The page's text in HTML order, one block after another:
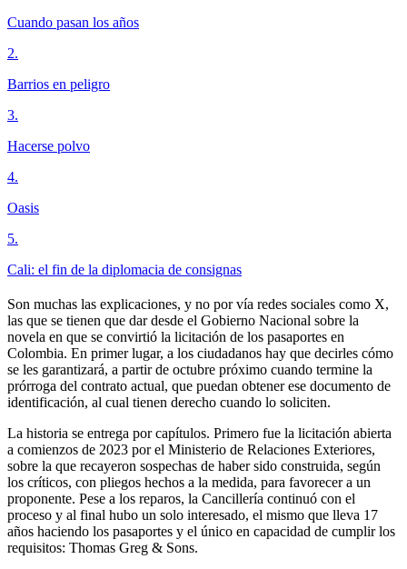
Cuando pasan los años
2.
Barrios en peligro
3.
Hacerse polvo
4.
Oasis
5.
Cali: el fin de la diplomacia de consignas
Son muchas las explicaciones, y no por vía redes sociales como X,
las que se tienen que dar desde el Gobierno Nacional sobre la
novela en que se convirtió la licitación de los pasaportes en
Colombia. En primer lugar, a los ciudadanos hay que decirles cómo
se les garantizará, a partir de octubre próximo cuando termine la
prórroga del contrato actual, que puedan obtener ese documento de
identificación, al cual tienen derecho cuando lo soliciten.
La historia se entrega por capítulos. Primero fue la licitación abierta
a comienzos de 2023 por el Ministerio de Relaciones Exteriores,
sobre la que recayeron sospechas de haber sido construida, según
los críticos, con pliegos hechos a la medida, para favorecer a un
proponente. Pese a los reparos, la Cancillería continuó con el
proceso y al final hubo un solo interesado, el mismo que lleva 17
años haciendo los pasaportes y el único en capacidad de cumplir los
requisitos: Thomas Greg & Sons.